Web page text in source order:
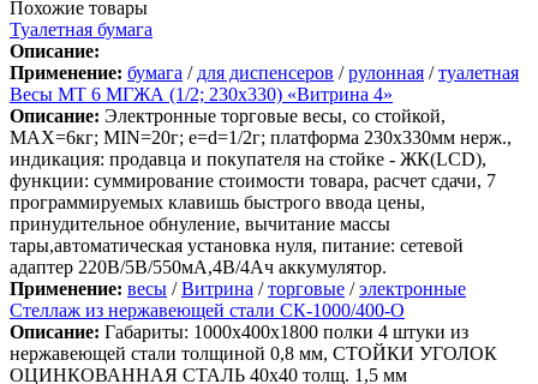
Похожие товары
Туалетная бумага
Описание:
Применение: бумага / для диспенсеров /рулонная /туалетная
Весы МТ 6 МГЖА (1/2; 230х330) «Витрина 4»
Описание: Электронные торговые весы, со стойкой,
MAX=6кг; MIN=20г; e=d=1/2г; платформа 230х330мм нерж.,
индикация: продавца и покупателя на стойке - ЖК(LСD),
функции: суммирование стоимости товара, расчет сдачи, 7
программируемых клавишь быстрого ввода цены,
принудительное обнуление, вычитание массы
тары,автоматическая установка нуля, питание: сетевой
адаптер 220В/5В/550мА,4В/4Ач аккумулятор.
Применение: весы /Витрина /торговые /электронные
Стеллаж из нержавеющей стали СК-1000/400-О
Описание: Габариты: 1000х400х1800 полки 4 штуки из
нержавеющей стали толщиной 0,8 мм, СТОЙКИ УГОЛОК
ОЦИНКОВАННАЯ СТАЛЬ 40х40 толщ. 1,5 мм